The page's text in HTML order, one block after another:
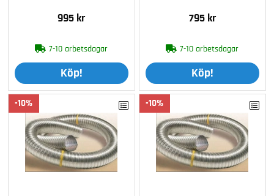
995 kr
7-10 arbetsdagar
Köp!
795 kr
7-10 arbetsdagar
Köp!
10 10